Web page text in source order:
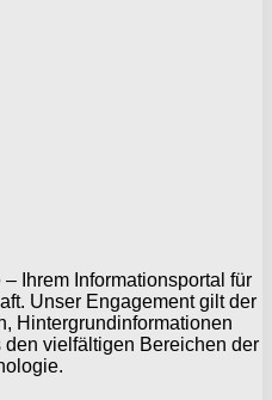
Ihrem Informationsportal für
Unser Engagement gilt der
Hintergrundinformationen
vielfältigen Bereichen der